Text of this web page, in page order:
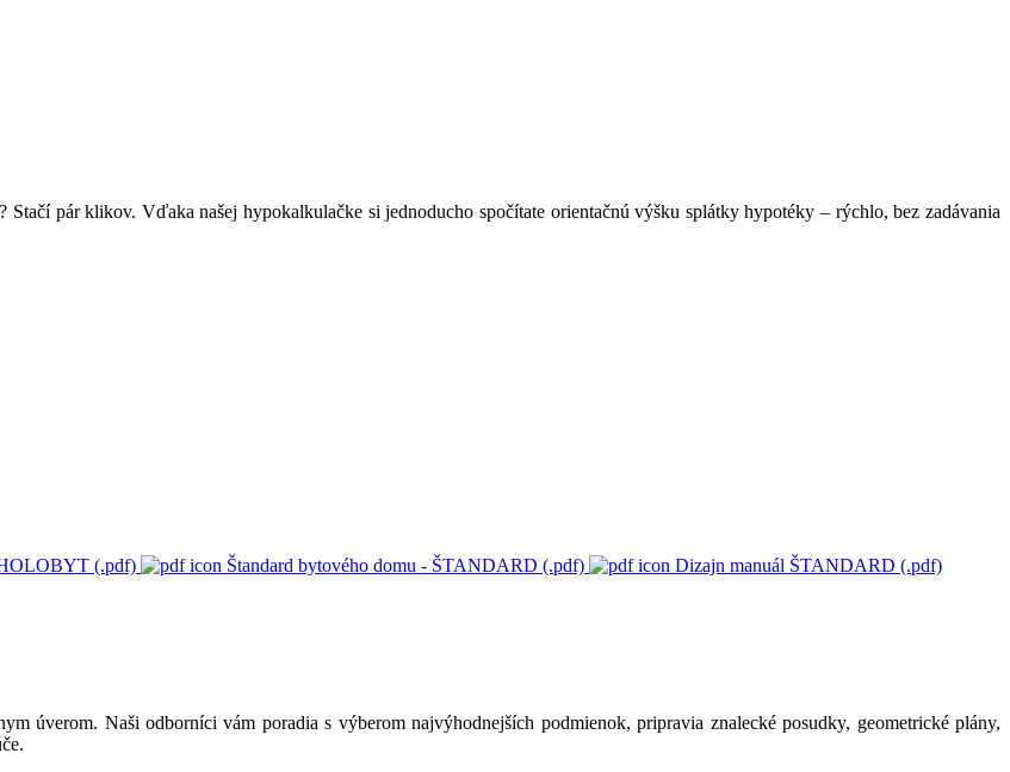
pár klikov. Vďaka našej hypokalkulačke si jednoducho spočítate orientačnú výšku splátky hypotéky – rýchlo, bez zadávania
(.pdf) Štandard bytového domu - ŠTANDARD (.pdf)
Dizajn manuál ŠTANDARD (.pdf)
úverom. Naši odborníci vám poradia s výberom najvýhodnejších podmienok, pripravia znalecké posudky, geometrické plány,